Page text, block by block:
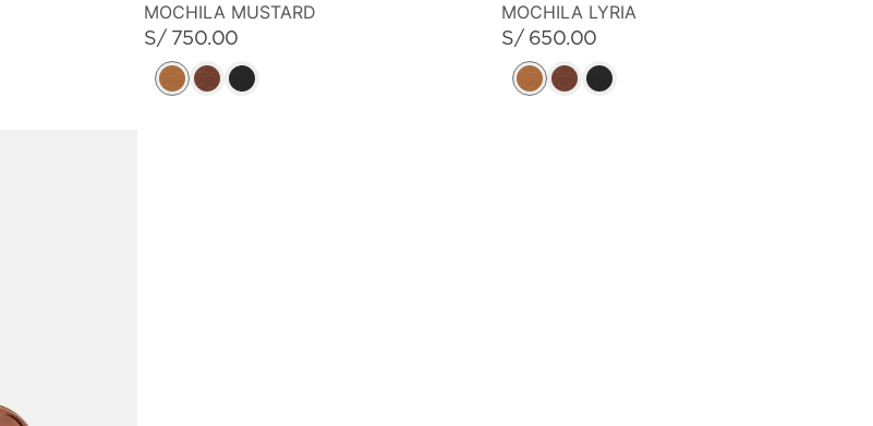
MOCHILA MUSTARD
S/ 750.00
MOCHILA LYRIA
S/ 650.00